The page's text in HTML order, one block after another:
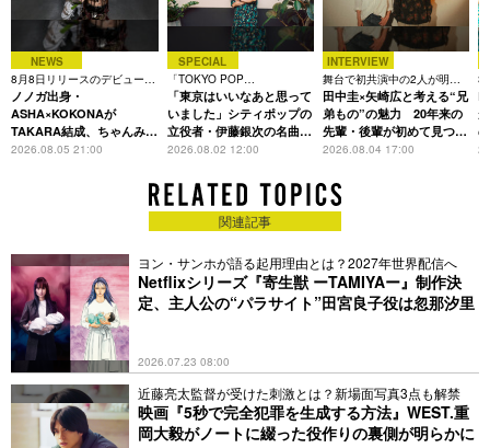
（引用）https://www.universal-music.co.jp/drake/
NEWS
8月8日リリースのデビュー曲
は「Time is money」
ノノガ出身・
ASHA×KOKONAが
TAKARA結成、ちゃんみな
主宰レーベル第2弾アーテ
2026.08.05 21:00
SPECIAL
「TOKYO POP
CHRONICLE」特集
「東京はいいなあと思って
いました」シティポップの
立役者・伊藤銀次の名曲回
想録
2026.08.02 12:00
INTERVIEW
舞台で初共演中の2人が明か
す、今の自分をつくる恩人の
存在
田中圭×矢崎広と考える“兄
弟もの”の魅力 20年来の
先輩・後輩が初めて見つけ
た互いの共通点とは
2026.08.04 17:00
3
関連記事
ヨン・サンホが語る起用理由とは？2027年世界配信へ
Netflixシリーズ『寄生獣 ーTAMIYAー』制作決
定、主人公の“パラサイト”田宮良子役は忽那汐里
2026.07.23 08:00
近藤亮太監督が受けた刺激とは？新場面写真3点も解禁
映画『5秒で完全犯罪を生成する方法』WEST.重
岡大毅がノートに綴った役作りの裏側が明らかに